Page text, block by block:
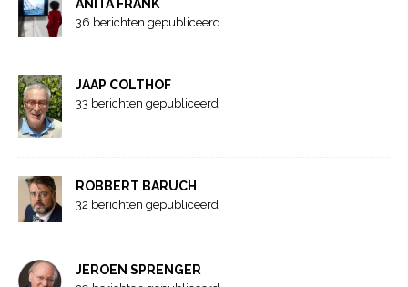
ANITA FRANK
36 berichten gepubliceerd
JAAP COLTHOF
33 berichten gepubliceerd
ROBBERT BARUCH
32 berichten gepubliceerd
JEROEN SPRENGER